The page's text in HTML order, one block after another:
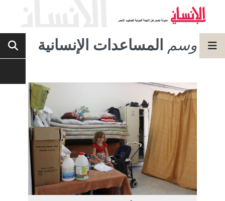
وسم المساعدات الإنسانية